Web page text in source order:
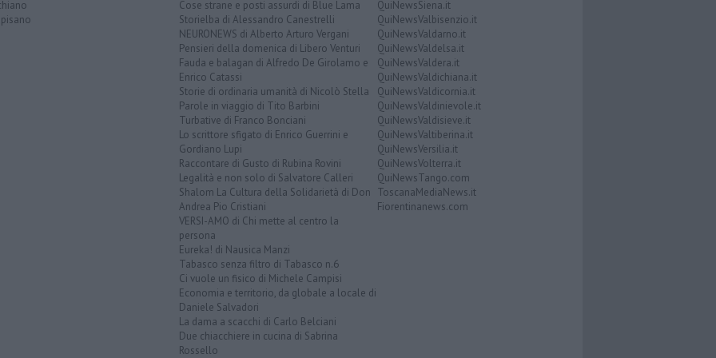
Cose strane e posti assurdi di Blue Lama
Storielba di Alessandro Canestrelli
NEURONEWS di Alberto Arturo Vergani
Pensieri della domenica di Libero Venturi
Fauda e balagan di Alfredo De Girolamo e
Enrico Catassi
Storie di ordinaria umanità di Nicolò Stella
Parole in viaggio di Tito Barbini
Turbative di Franco Bonciani
Lo scrittore sfigato di Enrico Guerrini e
Gordiano Lupi
Raccontare di Gusto di Rubina Rovini
Legalità e non solo di Salvatore Calleri
Shalom La Cultura della Solidarietà di Don
Andrea Pio Cristiani
VERSI-AMO di Chi mette al centro la
persona
Eureka! di Nausica Manzi
Tabasco senza filtro di Tabasco n.6
Ci vuole un fisico di Michele Campisi
Economia e territorio, da globale a locale di
Daniele Salvadori
La dama a scacchi di Carlo Belciani
Due chiacchiere in cucina di Sabrina
Rossello
QuiNewsSiena.it
QuiNewsValbisenzio.it
QuiNewsValdarno.it
QuiNewsValdelsa.it
QuiNewsValdera.it
QuiNewsValdichiana.it
QuiNewsValdicornia.it
QuiNewsValdinievole.it
QuiNewsValdisieve.it
QuiNewsValtiberina.it
QuiNewsVersilia.it
QuiNewsVolterra.it
QuiNewsTango.com
ToscanaMediaNews.it
Fiorentinanews.com